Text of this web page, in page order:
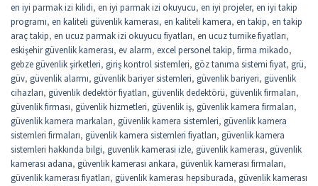
en iyi parmak izi kilidi, en iyi parmak izi okuyucu, en iyi projeler, en iyi takip
programı, en kaliteli güvenlik kamerası, en kaliteli kamera, en takip, en takip
araç takip, en ucuz parmak izi okuyucu fiyatları, en ucuz turnike fiyatları,
eskişehir güvenlik kamerası, ev alarm, excel personel takip, firma mikado,
gebze güvenlik şirketleri, giriş kontrol sistemleri, göz tanıma sistemi fiyat, grü,
güv, güvenlik alarmı, güvenlik bariyer sistemleri, güvenlik bariyeri, güvenlik
cihazları, güvenlik dedektör fiyatları, güvenlik dedektörü, güvenlik firmaları,
güvenlik firması, güvenlik hizmetleri, güvenlik iş, güvenlik kamera firmaları,
güvenlik kamera markaları, güvenlik kamera sistemleri, güvenlik kamera
sistemleri firmaları, güvenlik kamera sistemleri fiyatları, güvenlik kamera
sistemleri hakkında bilgi, guvenlik kamerasi izle, güvenlik kamerası, güvenlik
kamerası adana, güvenlik kamerası ankara, güvenlik kamerası firmaları,
güvenlik kamerası fiyatları, güvenlik kamerası hepsiburada, güvenlik kamerası